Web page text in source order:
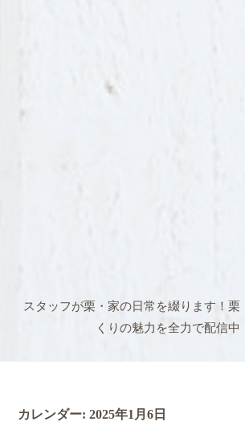
スタッフが栗・家の日常を綴ります！ 栗
くりの魅力を全力で配信中
カレンダー:2025年1月6日